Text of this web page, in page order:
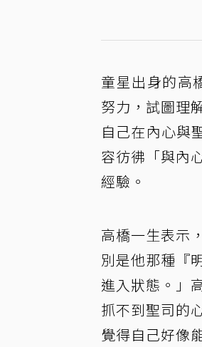
童星出身的高
努力，試圖理
自己在內心與
容彷彿「與內
經驗。
高橋一生表示
別是他那種『
進入狀態。」
抓不到聖司的
覺得自己好像